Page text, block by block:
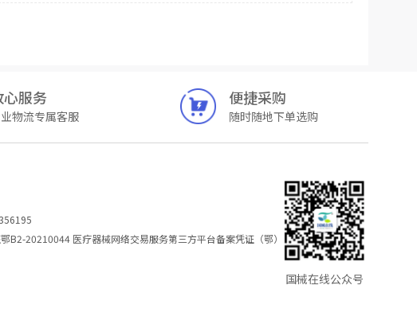
心服务
物流专属客服
便捷采购
随时随地下单选购
B2-20210044 医疗器械网络交易服务第三方平台备案凭证（鄂）
国械在线公众号